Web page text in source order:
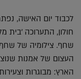
חולון, התערוכה 'בית
שחף. צילומיה של
העצום של אמנות
הארץ: מבוגרות